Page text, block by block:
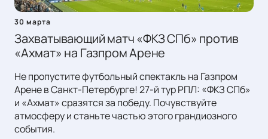
30 марта
Захватывающий матч «ФКЗ СПб» против
«Ахмат» на Газпром Арене
Не пропустите футбольный спектакль на Газпром
Арене в Санкт-Петербурге! 27-й тур РПЛ: «ФКЗ СПб»
и «Ахмат» сразятся за победу. Почувствуйте
атмосферу и станьте частью этого грандиозного
события.